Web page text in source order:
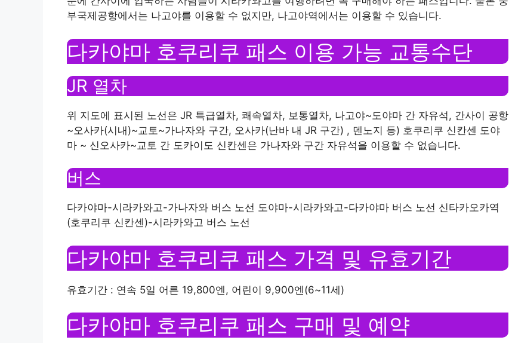
부국제공항에서는 나고야를 이용할 수 없지만, 나고야역에서는 이용할 수 있습니다.
다카야마 호쿠리쿠 패스 이용 가능 교통수단
JR 열차
위 지도에 표시된 노선은 JR 특급열차, 쾌속열차, 보통열차, 나고야~도야마 간 자유석, 간사이 공항
~오사카(시내)~교토~가나자와 구간, 오사카(난바 내 JR 구간) , 덴노지 등) 호쿠리쿠 신칸센 도야
마 ~ 신오사카~교토 간 도카이도 신칸센은 가나자와 구간 자유석을 이용할 수 없습니다.
버스
다카야마-시라카와고-가나자와 버스 노선 도야마-시라카와고-다카야마 버스 노선 신타카오카역
(호쿠리쿠 신칸센)-시라카와고 버스 노선
다카야마 호쿠리쿠 패스 가격 및 유효기간
유효기간 : 연속 5일 어른 19,800엔, 어린이 9,900엔(6~11세)
다카야마 호쿠리쿠 패스 구매 및 예약